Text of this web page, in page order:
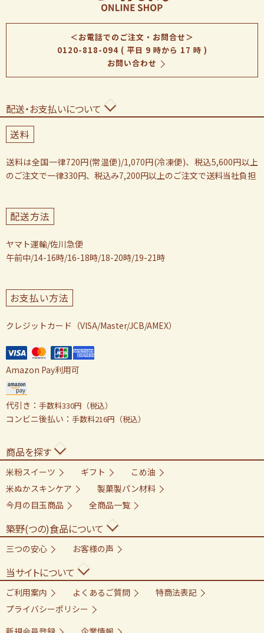
＜お電話でのご注文・お問合せ＞
0120-818-094( 平日 9 時から 17 時 )
お問い合わせ
配送・お支払いについて
送料
送料は全国一律720円(常温便)/1,070円(冷凍便)、税込5,600円以上
のご注文で一律330円、税込み7,200円以上のご注文で送料当社負担
配送方法
ヤマト運輸/佐川急便
午前中/14-16時/16-18時/18-20時/19-21時
お支払い方法
クレジットカード（VISA/Master/JCB/AMEX）
Amazon Pay利用可
代引き： 手数料330円（税込）
コンビニ後払い： 手数料216円（税込）
商品を探す
米粉スイーツ ギフト
こめ油
米ぬかスキンケア
製菓製パン材料
今月の目玉商品
全商品一覧
築野(つの)食品について
三つの安心 お客様の声
当サイトについて
ご利用案内 よくあるご質問
特商法表記
プライバシーポリシー